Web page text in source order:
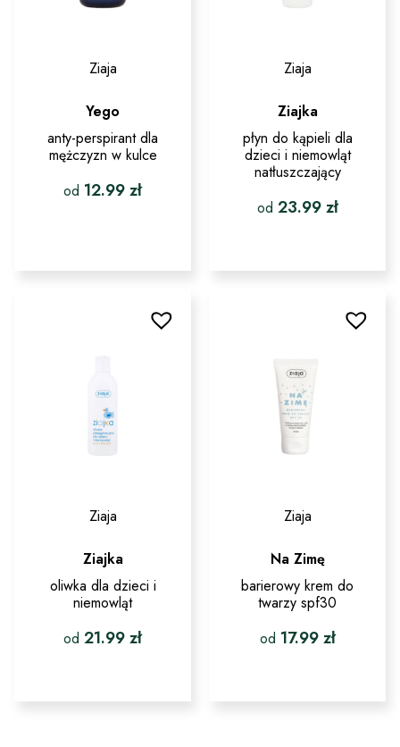
Ziaja
Yego
anty-perspirant dla
mężczyzn w kulce
od 12.99zł
wiele
produktu
Ziaja
Ziajka
płyn do kąpieli dla
dzieci i niemowląt
natłuszczający
od 23.99zł
ma
na
stronie
produktu
Ziaja
Ziajka
oliwka dla dzieci i
niemowląt
od 21.99zł
ma
Ziaja
Na Zimę
barierowy krem do
twarzy spf30
od 17.99zł
ma